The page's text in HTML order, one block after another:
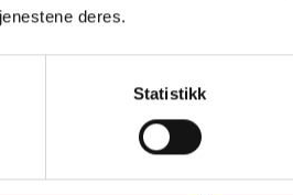
deres.
Statistikk
på ett trygt sted.